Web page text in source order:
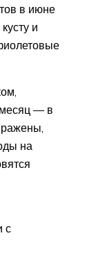
в июне
и
— в
на
с